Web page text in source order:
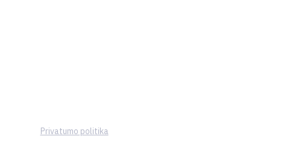
Privatumo politika